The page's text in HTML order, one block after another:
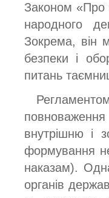
Законом «Про
народного
Зокрема, він
безпеки і
питань
внутрішню і
формування
наказам).
органів